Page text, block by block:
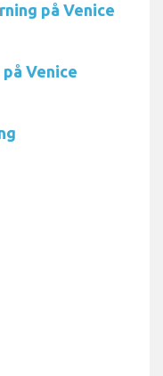
på Venice
Venice